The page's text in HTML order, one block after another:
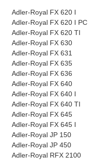
Adler-Royal FX 620 I
Adler-Royal FX 620 I PC
Adler-Royal FX 620 TI
Adler-Royal FX 630
Adler-Royal FX 631
Adler-Royal FX 635
Adler-Royal FX 636
Adler-Royal FX 640
Adler-Royal FX 640 I
Adler-Royal FX 640 TI
Adler-Royal FX 645
Adler-Royal FX 645 I
Adler-Royal JP 150
Adler-Royal JP 450
Adler-Royal RFX 2100